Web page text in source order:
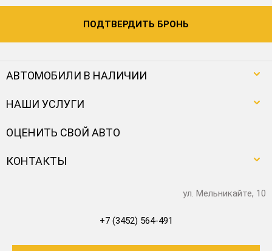
ПОДТВЕРДИТЬ БРОНЬ
АВТОМОБИЛИ В НАЛИЧИИ
НАШИ УСЛУГИ
ОЦЕНИТЬ СВОЙ АВТО
КОНТАКТЫ
ул. Мельникайте, 10
+7 (3452) 564-491